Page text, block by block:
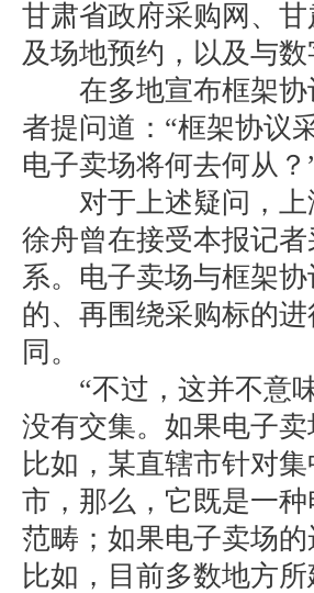
甘肃省政府采购网、
及场地预约，以及与
在多地宣布框架协
者提问道：“框架协议
电子卖场将何去何从？
对于上述疑问，上
徐舟曾在接受本报记
系。电子卖场与框架
的、再围绕采购标的
同。
“不过，这并不意味
没有交集。如果电子
比如，某直辖市针对
市，那么，它既是一
范畴；如果电子卖场
比如，目前多数地方